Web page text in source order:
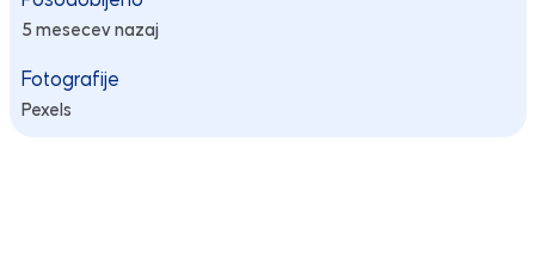
5 mesecev nazaj
Fotografije
Pexels